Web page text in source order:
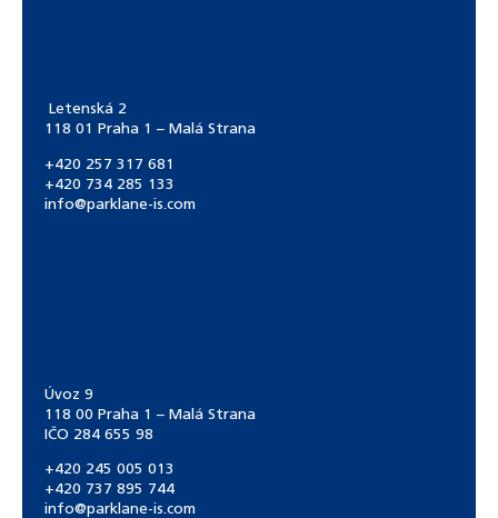
Letenská 2
118 01 Praha 1 – Malá Strana
+420 257 317 681
+420 734 285 133
info@parklane-is.com
Úvoz 9
118 00 Praha 1 – Malá Strana
IČO 284 655 98
+420 245 005 013
+420 737 895 744
info@parklane-is.com